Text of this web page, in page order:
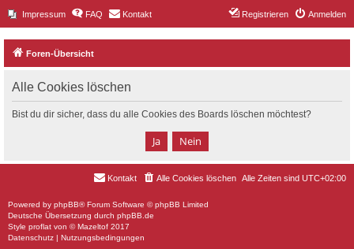
Impressum FAQ Kontakt Anmelden
Registrieren
Foren-Übersicht
Alle Cookies löschen
Bist du dir sicher, dass du alle Cookies des Boards löschen möchtest?
Alle Zeiten sind UTC+02:00
Alle Cookies löschen
Kontakt
Powered by phpBB® Forum Software © phpBB Limited
Deutsche Übersetzung durch phpBB.de
Style proflat von ©Mazeltof 2017
Datenschutz | Nutzungsbedingungen